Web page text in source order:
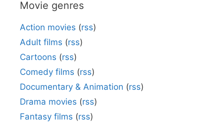
Movie genres
Action movies (rss)
Adult films (rss)
Cartoons (rss)
Comedy films (rss)
Documentary & Animation (rss)
Drama movies (rss)
Fantasy films (rss)